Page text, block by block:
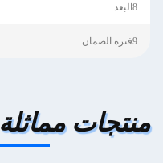
8البعد:
9فترة الضمان:
منتجات مماثلة